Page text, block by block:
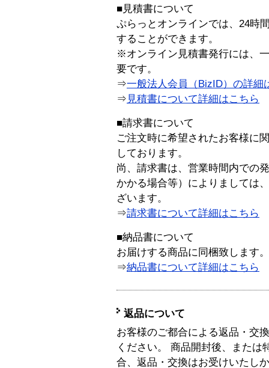
■見積書について
ぷらっとオンラインでは、24時
することができます。
※オンライン見積書発行には、
要です。
⇒一般法人会員（BizID）の詳細
⇒ 見積書について詳細はこちら
■請求書について
ご注文時に希望されたお客様に
しております。
尚、請求書は、営業時間内での
かかる場合等）によりましては
ざいます。
⇒請求書について詳細はこちら
■納品書について
お届けする商品に同梱致します。
⇒納品書について詳細はこちら
返品について
お客様のご都合による返品・交
ください。 商品開封後、または
合、返品・交換はお受けいたし